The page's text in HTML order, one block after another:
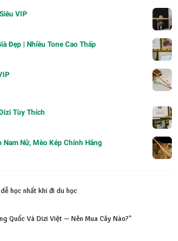
VIP
Đẹp | Nhiều Tone Cao Thấp
Tùy Thích
Nam Nữ, Mèo Kép Chính Hãng
học nhất khi đi du học
Quốc Và Dizi Việt — Nên Mua Cây Nào?"